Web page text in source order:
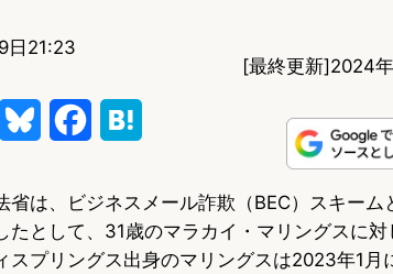
日21:23
[最終更新]2024
u
e
c
e
t
e
省は、ビジネスメール詐欺（BEC）スキー
たとして、31歳のマラカイ・マリングスに
スプリングス出身のマリングスは2023年1